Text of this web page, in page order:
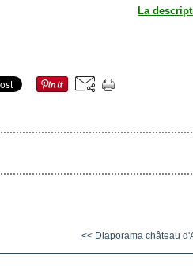
La
<< Diaporama château